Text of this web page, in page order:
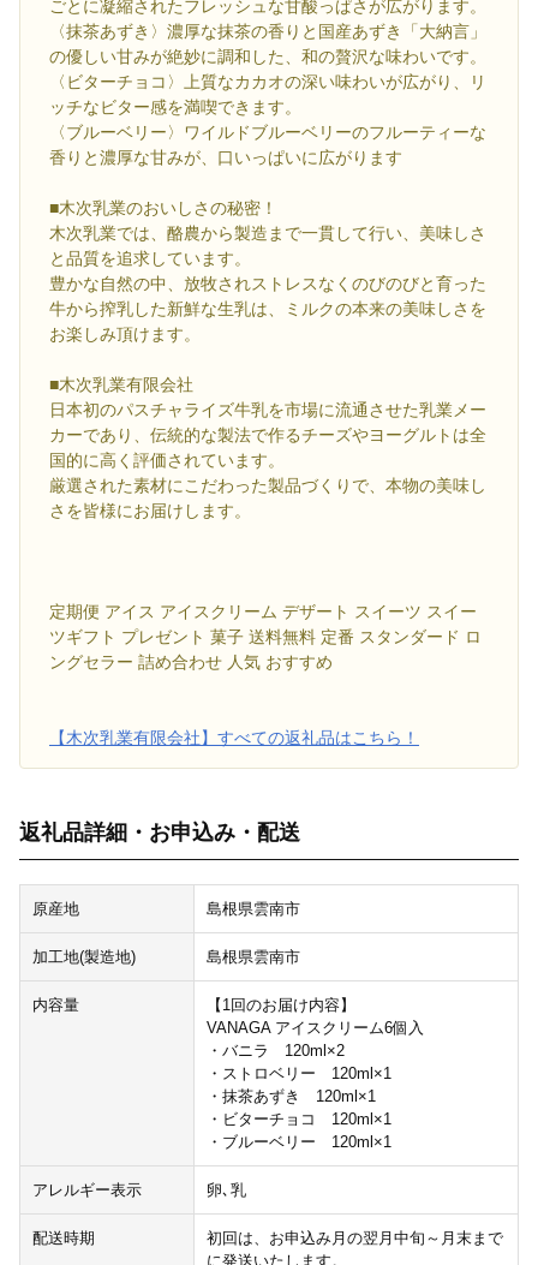
ごとに凝縮されたフレッシュな甘酸っぱさが広がります。
〈抹茶あずき〉濃厚な抹茶の香りと国産あずき「大納言」
の優しい甘みが絶妙に調和した、和の贅沢な味わいです。
〈ビターチョコ〉上質なカカオの深い味わいが広がり、リ
ッチなビター感を満喫できます。
〈ブルーベリー〉ワイルドブルーベリーのフルーティーな
香りと濃厚な甘みが、口いっぱいに広がります
■木次乳業のおいしさの秘密！
木次乳業では、酪農から製造まで一貫して行い、美味しさ
と品質を追求しています。
豊かな自然の中、放牧されストレスなくのびのびと育った
牛から搾乳した新鮮な生乳は、ミルクの本来の美味しさを
お楽しみ頂けます。
■木次乳業有限会社
日本初のパスチャライズ牛乳を市場に流通させた乳業メー
カーであり、伝統的な製法で作るチーズやヨーグルトは全
国的に高く評価されています。
厳選された素材にこだわった製品づくりで、本物の美味し
さを皆様にお届けします。
定期便 アイス アイスクリーム デザート スイーツ スイー
ツギフト プレゼント 菓子 送料無料 定番 スタンダード ロ
ングセラー 詰め合わせ 人気 おすすめ
【木次乳業有限会社】すべての返礼品はこちら！
返礼品詳細・お申込み・配送
原産地 島根県雲南市
加工地(製造地) 島根県雲南市
内容量
【1回のお届け内容】
VANAGA アイスクリーム6個入
・バニラ 120ml×2
・ストロベリー 120ml×1
・抹茶あずき 120ml×1
・ビターチョコ 120ml×1
・ブルーベリー 120ml×1
アレルギー表示 卵､乳
配送時期
初回は、お申込み月の翌月中旬～月末まで
に発送いたします。